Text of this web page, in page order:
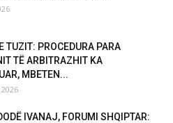
TUZIT: PROCEDURA PARA
TË ARBITRAZHIT KA
MBETEN...
IVANAJ, FORUMI SHQIPTAR: